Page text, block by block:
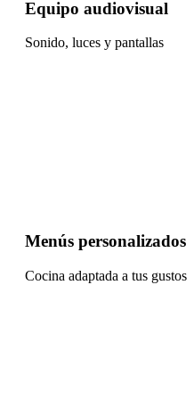
Equipo audiovisual
Sonido, luces y pantallas
Menús personalizados
Cocina adaptada a tus gustos